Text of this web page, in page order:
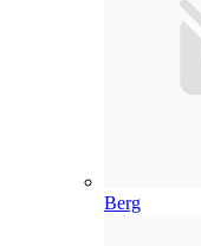
Berg